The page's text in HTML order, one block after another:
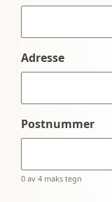
Adresse
Postnummer
0 av 4 maks tegn